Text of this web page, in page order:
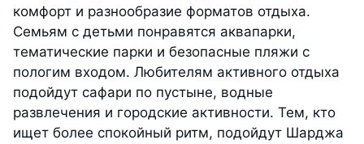
комфорт и разнообразие форматов отдыха.
Семьям с детьми понравятся аквапарки,
тематические парки и безопасные пляжи с
пологим входом. Любителям активного отдыха
подойдут сафари по пустыне, водные
развлечения и городские активности. Тем, кто
ищет более спокойный ритм, подойдут Шарджа